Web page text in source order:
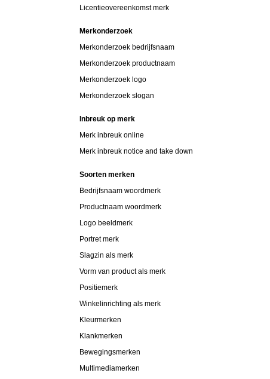
Licentieovereenkomst merk
Merkonderzoek
Merkonderzoek bedrijfsnaam
Merkonderzoek productnaam
Merkonderzoek logo
Merkonderzoek slogan
Inbreuk op merk
Merk inbreuk online
Merk inbreuk notice and take down
Soorten merken
Bedrijfsnaam woordmerk
Productnaam woordmerk
Logo beeldmerk
Portret merk
Slagzin als merk
Vorm van product als merk
Positiemerk
Winkelinrichting als merk
Kleurmerken
Klankmerken
Bewegingsmerken
Multimediamerken